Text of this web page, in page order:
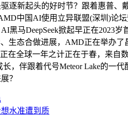
逐新起头的好时节？跟着惠普
中国AI使用立异联盟(深圳)论
黑马DeepSeek掀起早正在2023
生态合做进展，AMD正在举办
在全球一年之计正在于春，来自
，伴跟着代号Meteor Lake的一
？
水准遭到质